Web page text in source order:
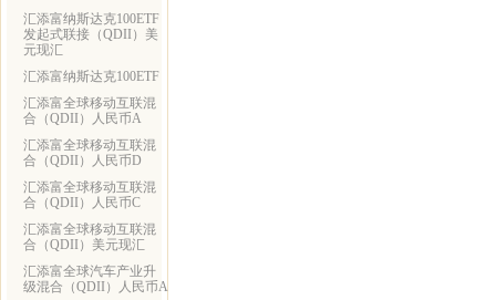
汇添富纳斯达克100ETF
发起式联接（QDII）美
元现汇
汇添富纳斯达克100ETF
汇添富全球移动互联混
合（QDII）人民币A
汇添富全球移动互联混
合（QDII）人民币D
汇添富全球移动互联混
合（QDII）人民币C
汇添富全球移动互联混
合（QDII）美元现汇
汇添富全球汽车产业升
级混合（QDII）人民币A